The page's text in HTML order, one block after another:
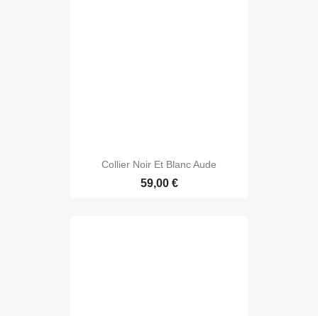
Collier Noir Et Blanc Aude
59,00 €